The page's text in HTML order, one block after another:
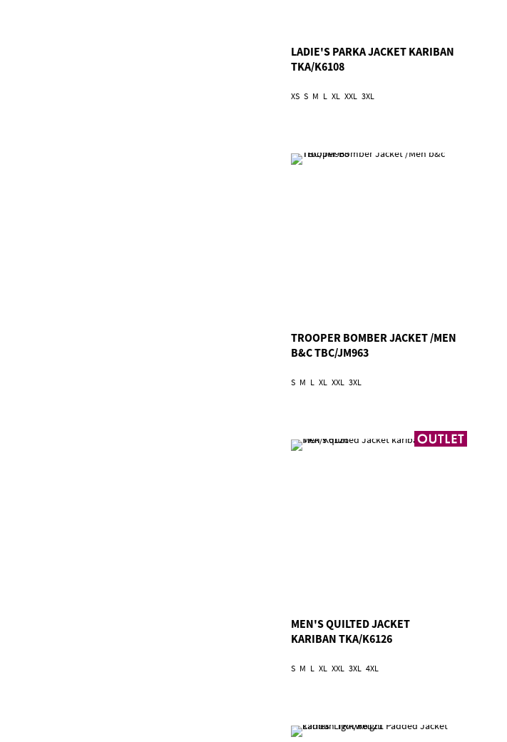
LADIE'S PARKA JACKET KARIBAN
TKA/K6108
XS S M L XL XXL 3XL
TROOPER BOMBER JACKET /MEN
B&C TBC/JM963
S M L XL XXL 3XL
MEN'S QUILTED JACKET
KARIBAN TKA/K6126
S M L XL XXL 3XL 4XL